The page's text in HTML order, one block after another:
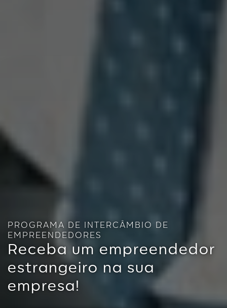
PROGRAMA DE INTERCÂMBIO DE
EMPREENDEDORES
Receba um empreendedor
estrangeiro na sua
empresa!